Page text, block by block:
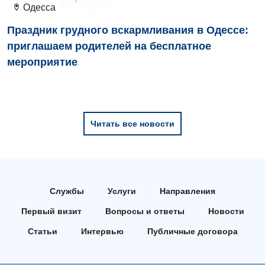
Неврология
Нейрохирургия
Ортопедия и травматология
Отделение интенсивной терапии
Оториноларингология
Офтальмологическое отделение
Одесса
Праздник грудного вскармливания в Одессе:
приглашаем родителей на бесплатное
мероприятие
Читать все новости
Службы Услуги Направления
Первый визит Вопросы и ответы Новости
Статьи Интервью Публичные договора